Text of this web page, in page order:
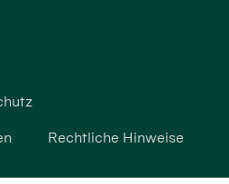
Rechtliche Hinweise